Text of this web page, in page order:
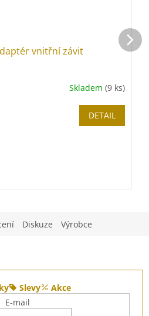
vnitřní závit
Skladem (9 ks)
DETAIL
Diskuze Výrobce
Slevy
Akce
E-mail